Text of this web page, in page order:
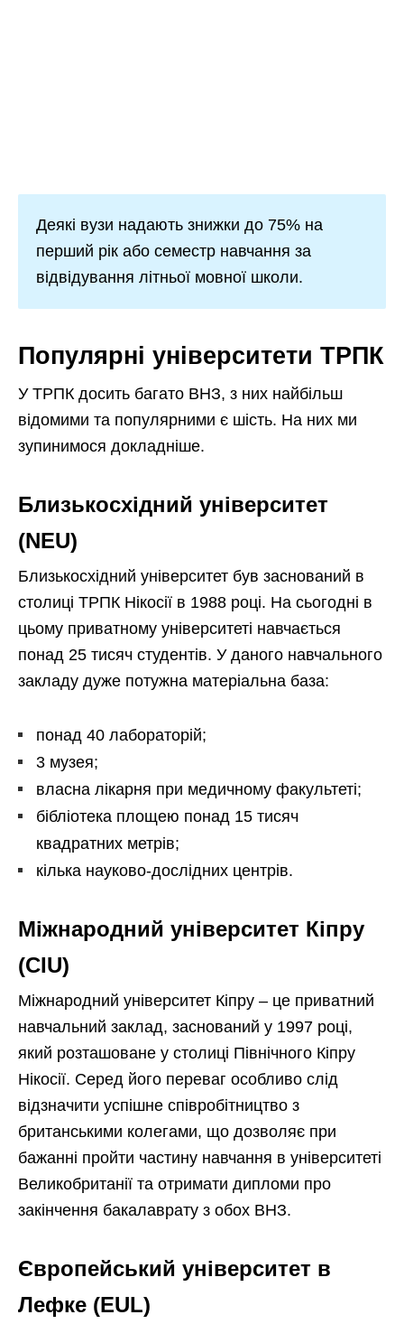
Деякі вузи надають знижки до 75% на
перший рік або семестр навчання за
відвідування літньої мовної школи.
Популярні університети ТРПК
У ТРПК досить багато ВНЗ, з них найбільш
відомими та популярними є шість. На них ми
зупинимося докладніше.
Близькосхідний університет
(NEU)
Близькосхідний університет був заснований в
столиці ТРПК Нікосії в 1988 році. На сьогодні в
цьому приватному університеті навчається
понад 25 тисяч студентів. У даного навчального
закладу дуже потужна матеріальна база:
понад 40 лабораторій;
3 музея;
власна лікарня при медичному факультеті;
бібліотека площею понад 15 тисяч
квадратних метрів;
кілька науково-дослідних центрів.
Міжнародний університет Кіпру
(CIU)
Міжнародний університет Кіпру – це приватний
навчальний заклад, заснований у 1997 році,
який розташоване у столиці Північного Кіпру
Нікосії. Серед його переваг особливо слід
відзначити успішне співробітництво з
британськими колегами, що дозволяє при
бажанні пройти частину навчання в університеті
Великобританії та отримати дипломи про
закінчення бакалаврату з обох ВНЗ.
Європейський університет в
Лефке (EUL)